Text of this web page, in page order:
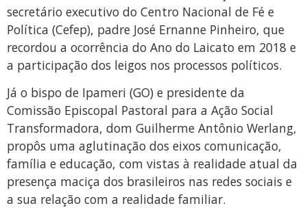
secretário executivo do Centro Nacional de Fé e
Política (Cefep), padre José Ernanne Pinheiro, que
recordou a ocorrência do Ano do Laicato em 2018 e
a participação dos leigos nos processos políticos.
Já o bispo de Ipameri (GO) e presidente da
Comissão Episcopal Pastoral para a Ação Social
Transformadora, dom Guilherme Antônio Werlang,
propôs uma aglutinação dos eixos comunicação,
família e educação, com vistas à realidade atual da
presença maciça dos brasileiros nas redes sociais e
a sua relação com a realidade familiar.